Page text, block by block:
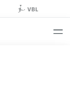
VBL